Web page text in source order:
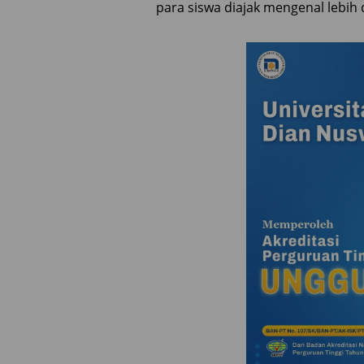
para siswa diajak mengenal